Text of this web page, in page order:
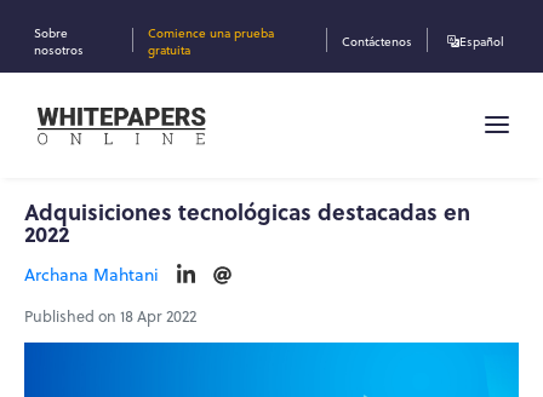
Sobre
nosotros
Comience una prueba
gratuita
Contáctenos Español
Adquisiciones tecnológicas destacadas en
2022
Archana Mahtani
Published on 18 Apr 2022